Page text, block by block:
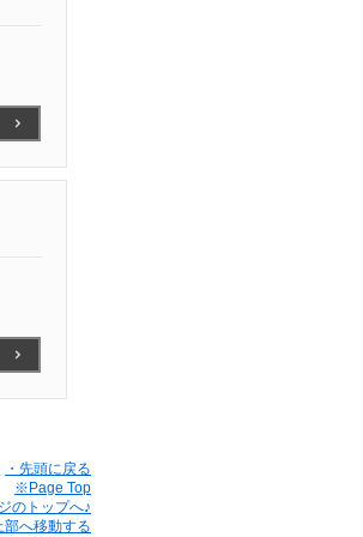
・先頭に戻る
※Page Top
のトップへ♪
へ移動する